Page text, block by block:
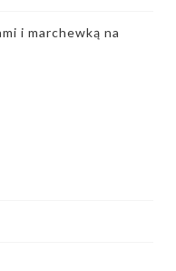
i marchewką na